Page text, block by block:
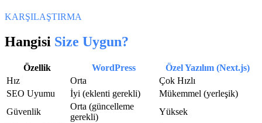
KARŞILAŞTIRMA
Hangisi Size Uygun?
Özellik WordPress
Özel Yazılım (Next.js)
Hız
Orta
Çok Hızlı
SEO Uyumu
İyi (eklenti gerekli)
Mükemmel (yerleşik)
Güvenlik
Orta (güncelleme
gerekli)
Yüksek